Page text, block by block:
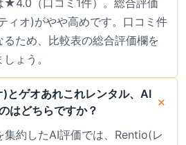
ィオ)がやや高めです。口コミ件
ため、比較表の総合評価欄を
ょう。
とゲオあれこれレンタル、AI
はどちらですか？
集約したAI評価では、Rentio(レ